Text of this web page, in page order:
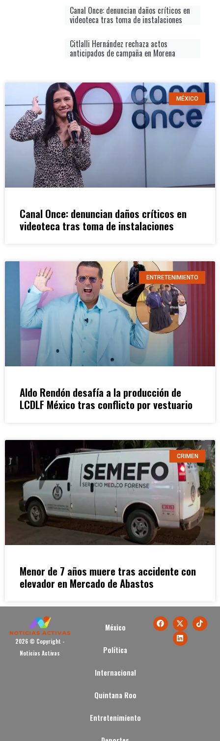
Canal Once: denuncian daños críticos en
videoteca tras toma de instalaciones
Citlalli Hernández rechaza actos
anticipados de campaña en Morena
MÉXICO
Canal Once: denuncian daños críticos en
videoteca tras toma de instalaciones
ENTRETENIMIENTO
Aldo Rendón desafía a la producción de
LCDLF México tras conflicto por vestuario
CRIMEN
Menor de 7 años muere tras accidente con
elevador en Mercado de Abastos
2026 © Copyright -
Noticias Activas
México
Política
Internacional
Quintana Roo
Entretenimiento